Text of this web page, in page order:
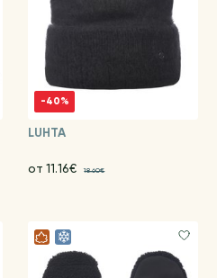
-40%
LUHTA
от 11.16€ 18.60€